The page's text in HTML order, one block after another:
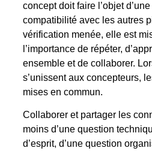
concept doit faire l’objet
compatibilité avec les autres
vérification menée, elle est
l’importance de répéter,
ensemble et de collaborer.
s’unissent aux concepteurs,
mises en commun.
Collaborer et partager les
moins d’une question
d’esprit, d’une question